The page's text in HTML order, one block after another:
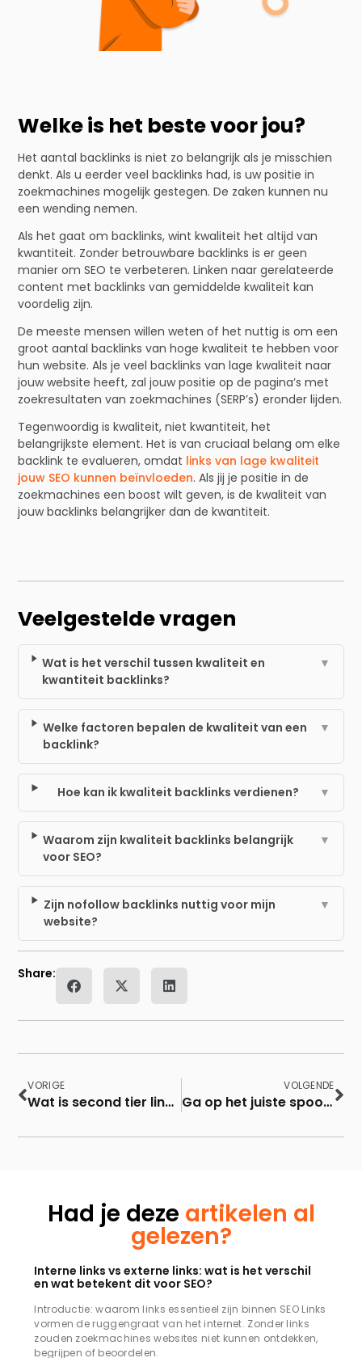
Share:
Welke is het beste voor jou?
Het aantal backlinks is niet zo belangrijk als je misschien
denkt. Als u eerder veel backlinks had, is uw positie in
zoekmachines mogelijk gestegen. De zaken kunnen nu
een wending nemen.
Als het gaat om backlinks, wint kwaliteit het altijd van
kwantiteit. Zonder betrouwbare backlinks is er geen
manier om SEO te verbeteren. Linken naar gerelateerde
content met backlinks van gemiddelde kwaliteit kan
voordelig zijn.
De meeste mensen willen weten of het nuttig is om een
groot aantal backlinks van hoge kwaliteit te hebben voor
hun website. Als je veel backlinks van lage kwaliteit naar
jouw website heeft, zal jouw positie op de pagina’s met
zoekresultaten van zoekmachines (SERP’s) eronder lijden.
Tegenwoordig is kwaliteit, niet kwantiteit, het
belangrijkste element. Het is van cruciaal belang om elke
backlink te evalueren, omdat links van lage kwaliteit
jouw SEO kunnen beïnvloeden. Als jij je positie in de
zoekmachines een boost wilt geven, is de kwaliteit van
jouw backlinks belangrijker dan de kwantiteit.
Veelgestelde vragen
Wat is het verschil tussen kwaliteit en
kwantiteit backlinks?
▼
Welke factoren bepalen de kwaliteit van een
backlink?
▼
Hoe kan ik kwaliteit backlinks verdienen? ▼
Waarom zijn kwaliteit backlinks belangrijk
voor SEO?
▼
Zijn nofollow backlinks nuttig voor mijn
website?
▼
VORIGE
Wat is second tier linkbuilding?
VOLGENDE
Ga op het juiste spoor van gastbloggen
Had je deze artikelen al
gelezen?
Interne links vs externe links: wat is het verschil
en wat betekent dit voor SEO?
Introductie: waarom links essentieel zijn binnen SEO Links
vormen de ruggengraat van het internet. Zonder links
zouden zoekmachines websites niet kunnen ontdekken,
begrijpen of beoordelen.